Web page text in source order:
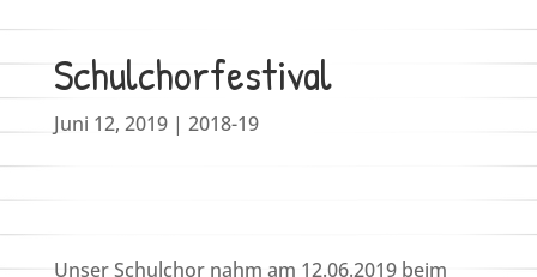
Schulchorfestival
Juni 12, 2019| 2018-19
Unser Schulchor nahm am 12.06.2019 beim